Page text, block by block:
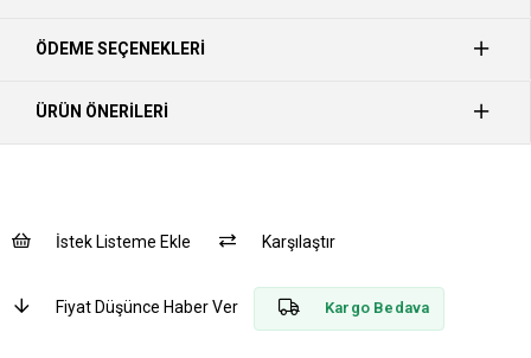
ÖDEME SEÇENEKLERI
ÜRÜN ÖNERILERI
İstek Listeme Ekle Karşılaştır
Fiyat Düşünce Haber Ver Kargo Bedava